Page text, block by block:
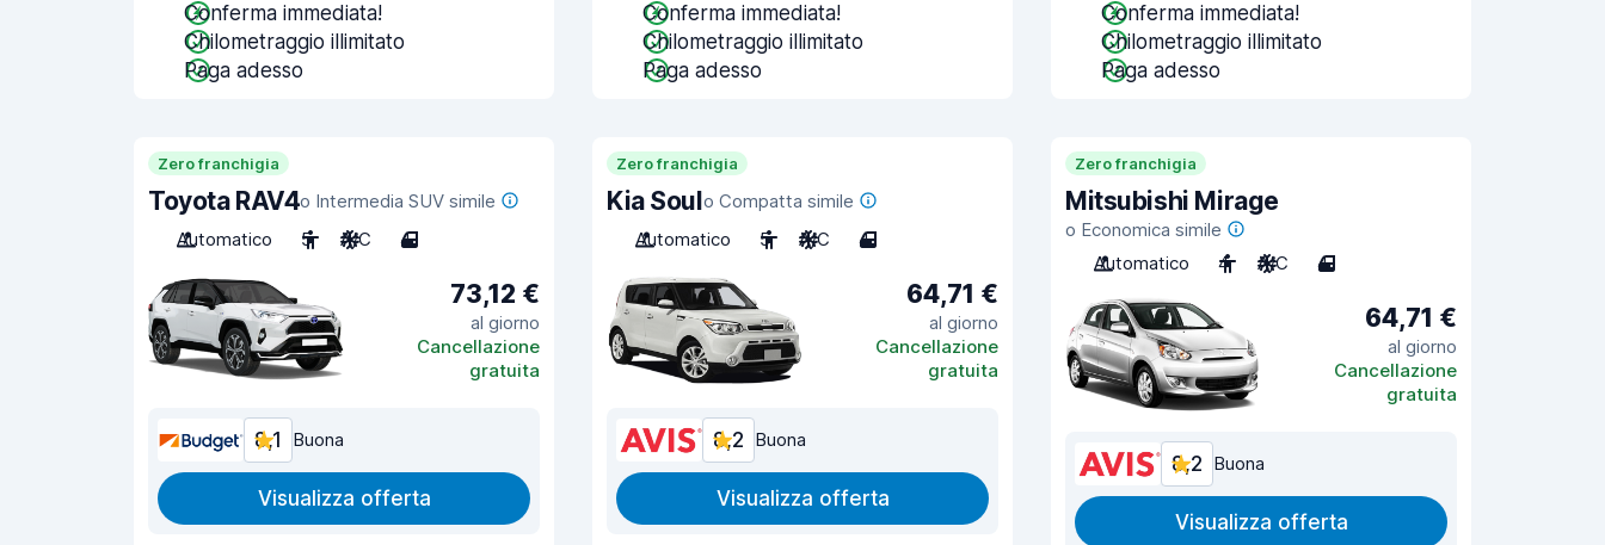
Conferma immediata!
Chilometraggio illimitato
Paga adesso
Conferma immediata!
Chilometraggio illimitato
Paga adesso
Conferma immediata!
Chilometraggio illimitato
Paga adesso
Zero franchigia
Toyota RAV4o Intermedia SUV simile
Automatico
5 A/C 4
73,12 €
al giorno
Cancellazione
gratuita
8,1 Buona
Visualizza offerta
Zero franchigia
Kia Soulo Compatta simile
Automatico
5 A/C 4
64,71 €
al giorno
Cancellazione
gratuita
8,2 Buona
Visualizza offerta
Zero franchigia
Mitsubishi Mirage
o Economica simile
Automatico
4 A/C 4
64,71 €
al giorno
Cancellazione
gratuita
8,2 Buona
Visualizza offerta